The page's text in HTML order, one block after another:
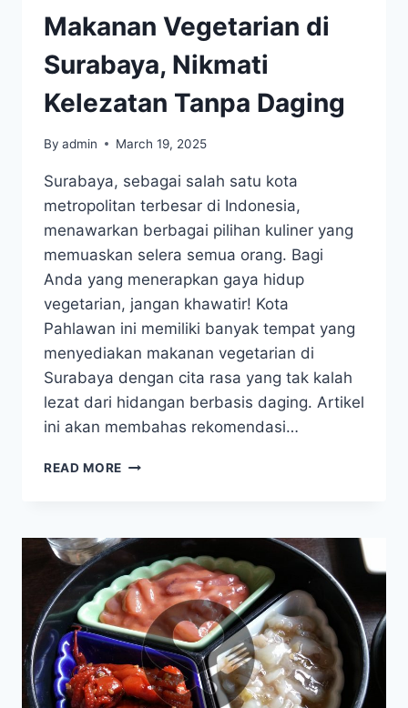
Makanan Vegetarian di
Surabaya, Nikmati
Kelezatan Tanpa Daging
By admin March 19, 2025
Surabaya, sebagai salah satu kota
metropolitan terbesar di Indonesia,
menawarkan berbagai pilihan kuliner yang
memuaskan selera semua orang. Bagi
Anda yang menerapkan gaya hidup
vegetarian, jangan khawatir! Kota
Pahlawan ini memiliki banyak tempat yang
menyediakan makanan vegetarian di
Surabaya dengan cita rasa yang tak kalah
lezat dari hidangan berbasis daging. Artikel
ini akan membahas rekomendasi…
READ MORE MAKANAN
NIKMATI
KELEZATAN
TANPA
DAGING